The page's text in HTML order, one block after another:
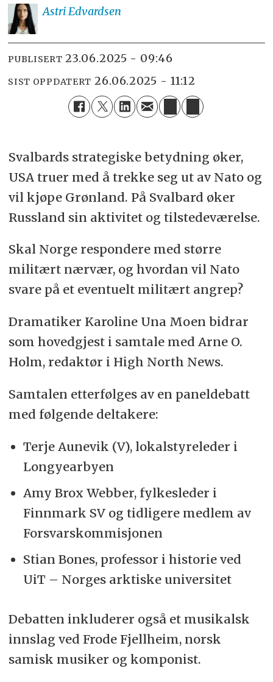
AstriEdvardsen
PUBLISERT 23.06.2025 - 09:46
SIST OPPDATERT 26.06.2025 - 11:12
Svalbards strategiske betydning øker,
USA truer med å trekke seg ut av Nato og
vil kjøpe Grønland. På Svalbard øker
Russland sin aktivitet og tilstedeværelse.
Skal Norge respondere med større
militært nærvær, og hvordan vil Nato
svare på et eventuelt militært angrep?
Dramatiker Karoline Una Moen bidrar
som hovedgjest i samtale med Arne O.
Holm, redaktør i High North News.
Samtalen etterfølges av en paneldebatt
med følgende deltakere:
Terje Aunevik (V), lokalstyreleder i
Longyearbyen
Amy Brox Webber, fylkesleder i
Finnmark SV og tidligere medlem av
Forsvarskommisjonen
Stian Bones, professor i historie ved
UiT – Norges arktiske universitet
Debatten inkluderer også et musikalsk
innslag ved Frode Fjellheim, norsk
samisk musiker og komponist.